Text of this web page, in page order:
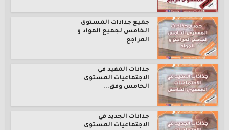
جميع جذاذات المستوى
الخامس لجميع المواد و
المراجع
جذاذات المفيد في
الاجتماعيات المستوى
الخامس وفق...
جذاذات الجديد في
الاجتماعيات المستوى